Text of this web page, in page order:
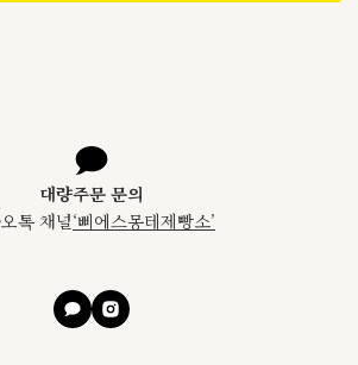
대량주문 문의
톡 채널‘삐에스몽테제빵소’